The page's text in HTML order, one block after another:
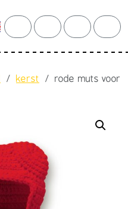
searchaccountcart
kerst rode muts voor